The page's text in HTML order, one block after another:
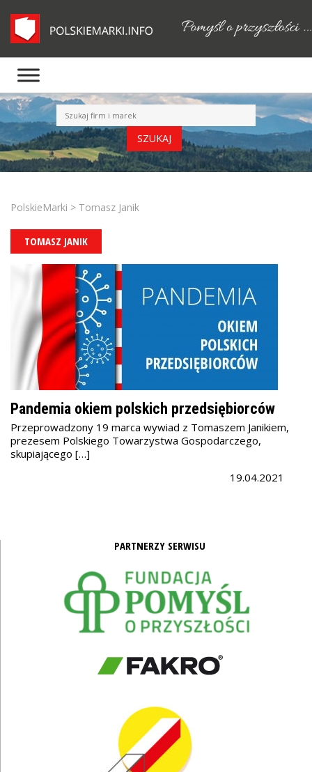
PolskieMarki > Tomasz Janik
TOMASZ JANIK
Pandemia okiem polskich przedsiębiorców
Przeprowadzony 19 marca wywiad z Tomaszem Janikiem,
prezesem Polskiego Towarzystwa Gospodarczego,
skupiającego […]
19.04.2021
PARTNERZY SERWISU